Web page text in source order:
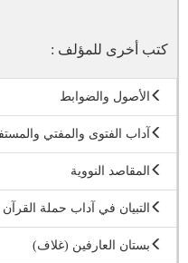
كتب أخرى للمؤلف :
الأصول والضوابط
آداب الفتوى والمفتي
المقاصد النووية
التبيان في آداب حملة
بستان العارفين (غلاف)